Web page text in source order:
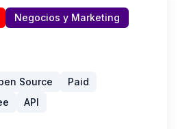
Negocios y Marketing
Source
Paid
API